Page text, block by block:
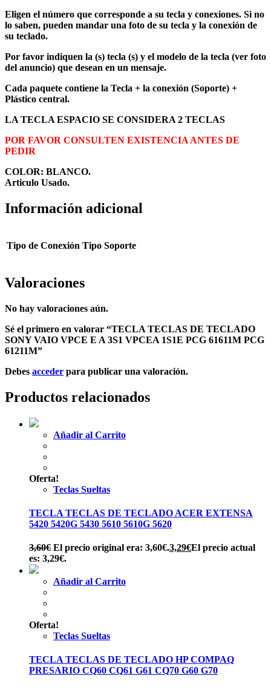
Eligen el número que corresponde a su tecla y conexiones. Si no
lo saben, pueden mandar una foto de su tecla y la conexión de
su teclado.
Por favor indiquen la (s) tecla (s) y el modelo de la tecla (ver foto
del anuncio) que desean en un mensaje.
Cada paquete contiene la Tecla + la conexión (Soporte) +
Plástico central.
LA TECLA ESPACIO SE CONSIDERA 2 TECLAS
POR FAVOR CONSULTEN EXISTENCIA ANTES DE
PEDIR
COLOR: BLANCO.
Articulo Usado.
Información adicional
Tipo de Conexión Tipo Soporte
Valoraciones
No hay valoraciones aún.
Sé el primero en valorar “TECLA TECLAS DE TECLADO
SONY VAIO VPCE E A 3S1 VPCEA 1S1E PCG 61611M PCG
61211M”
Debes acceder para publicar una valoración.
Productos relacionados
Añadir al Carrito
Oferta!
Teclas Sueltas
TECLA TECLAS DE TECLADO ACER EXTENSA
5420 5420G 5430 5610 5610G 5620
3,60€ El precio original era: 3,60€.3,29€El precio actual
es: 3,29€.
Añadir al Carrito
Oferta!
Teclas Sueltas
TECLA TECLAS DE TECLADO HP COMPAQ
PRESARIO CQ60 CQ61 G61 CQ70 G60 G70